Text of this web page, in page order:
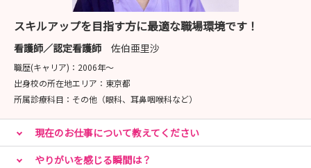
スキルアップを目指す方に最適な職場環境です！
看護師／認定看護師 佐伯亜里沙
職歴(キャリア)： 2006年〜
出身校の所在地エリア： 東京都
所属診療科目： その他（眼科、耳鼻咽喉科など）
現在のお仕事について教えてください
やりがいを感じる瞬間は？